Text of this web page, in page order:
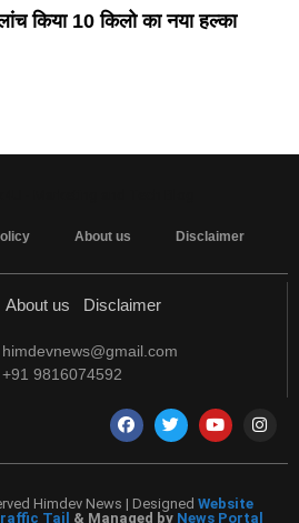
किया 10 किलो का नया हल्का
About us Disclaimer
About us Disclaimer
himdevnews@gmail.com
+91 9816074592
Himdev News | Designed Website
Tail & Managed by News Portal